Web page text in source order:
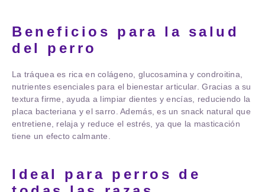
Beneficios para la salud
del perro
La tráquea es rica encolágeno, glucosamina y condroitina,
nutrientes esenciales para el bienestar articular. Gracias a su
textura firme, ayuda a limpiar dientes y encías, reduciendo la
placa bacteriana y el sarro. Además, es un snack natural que
entretiene, relaja y reduce el estrés, ya que la masticación
tiene un efecto calmante.
Ideal para perros de